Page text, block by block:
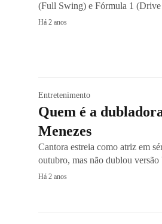
(Full Swing) e Fórmula 1
Há 2 anos
Entretenimento
Quem é a
Menezes
Cantora estreia como atriz em
outubro, mas não dublou versão
Há 2 anos